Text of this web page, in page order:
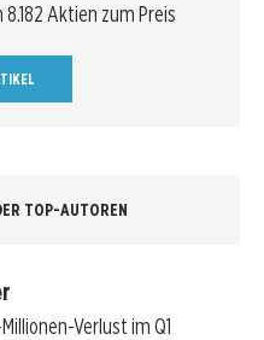
Aktien zum Preis
TOP-AUTOREN
Verlust im Q1